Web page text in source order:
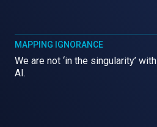
MAPPING IGNORANCE
We are not ‘in the singularity’ with
AI.